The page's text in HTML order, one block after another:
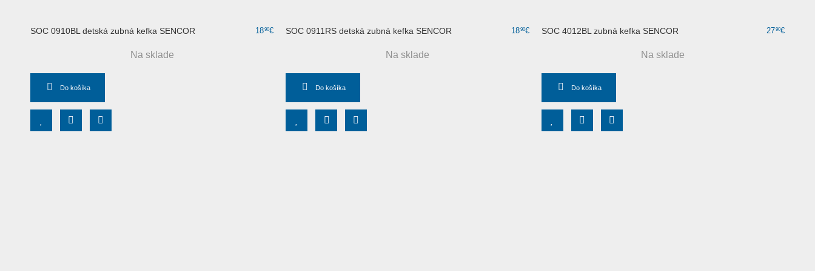
SOC 0910BL detská zubná kefka SENCOR 1890€
Do košíka
Na sklade
SOC 0911RS detská zubná kefka SENCOR 1890€
Do košíka
Na sklade
SOC 4012BL zubná kefka SENCOR 2790€
Do košíka
Na sklade